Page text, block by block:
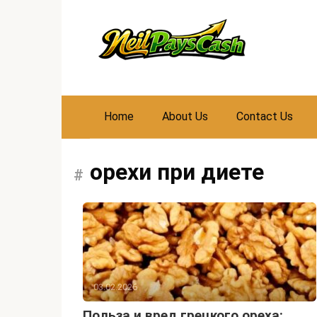
Home About Us Contact Us
орехи при диете
03.02.2026